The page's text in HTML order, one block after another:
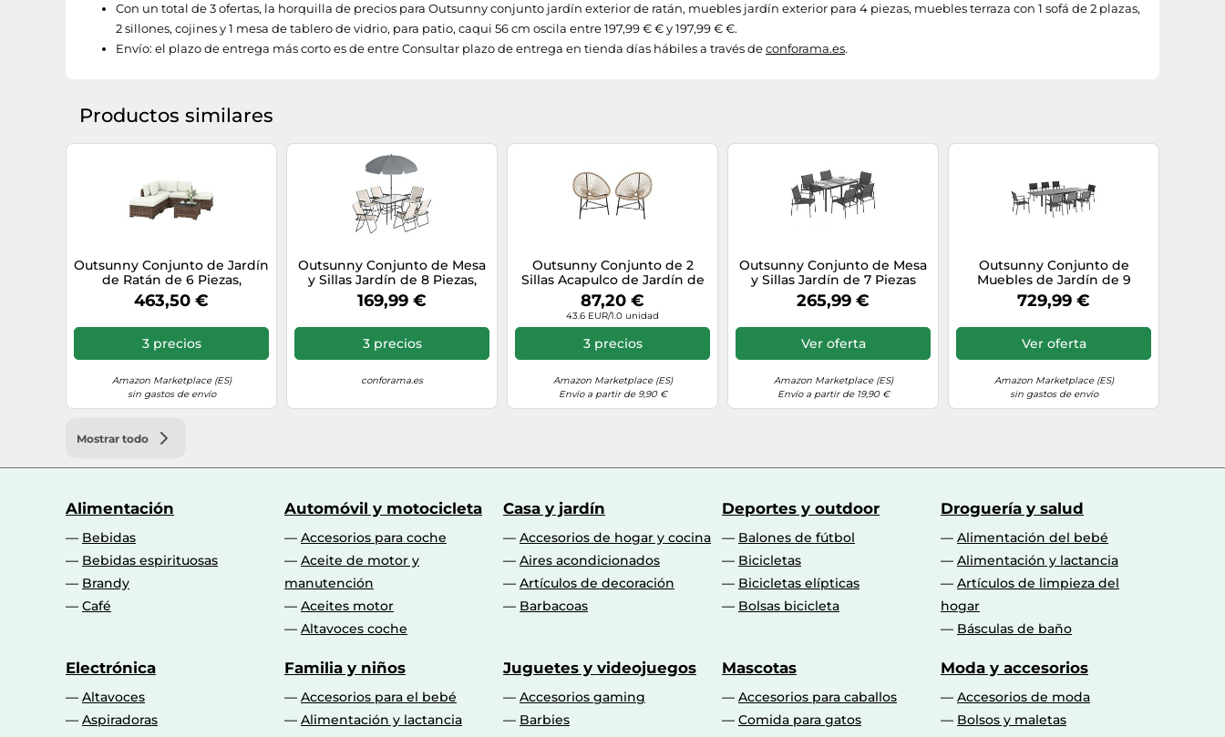
Con un total de 3 ofertas, la horquilla de precios para Outsunny conjunto jardín exterior de ratán, muebles jardín exterior para 4 piezas, muebles terraza con 1 sofá de 2 plazas,
2 sillones, cojines y 1 mesa de tablero de vidrio, para patio, caqui 56 cm oscila entre 197,99 € € y 197,99 € €.
Envío: el plazo de entrega más corto es de entre Consultar plazo de entrega en tienda días hábiles a través deconforama.es.
Productos similares
Outsunny Conjunto de Jardín
de Ratán de 6 Piezas,
Conjunto Terraza Resistente,
Muebles Jardín Exterior
Incluye Cojines, 4 Módulos de
Asiento, 1 Sofá Esquinero y
Mesa Centro de Vidrio,
463,50 €
3 precios
Amazon Marketplace (ES)
sin gastos de envío
Outsunny Conjunto de Mesa
y Sillas Jardín de 8 Piezas,
Muebles de Jardín Exterior
con Sombrilla, 6 Sillas
Plegables, Mesa de Vidrio
Templado, para Terraza, Patio,
Crema
169,99 €
3 precios
conforama.es
Outsunny Conjunto de 2
Sillas Acapulco de Jardín de
Ratán Sintético, Sillas de
Jardín Exterior con Estructura
de Acero Triangular, para
Balcón, Terraza, Carga 120 kg,
Natural
87,20 €
43.6 EUR/1.0 unidad
3 precios
Amazon Marketplace (ES)
Envío a partir de 9,90 €
Outsunny Conjunto de Mesa
y Sillas Jardín de 7 Piezas
para Terraza Negro
265,99 €
Ver oferta
Amazon Marketplace (ES)
Envío a partir de 19,90 €
Outsunny Conjunto de
Muebles de Jardín de 9
Piezas Mesa Extensible Gris
729,99 €
Ver oferta
Amazon Marketplace (ES)
sin gastos de envío
Mostrar todo
Alimentación
Bebidas
Bebidas espirituosas
Brandy
Café
Automóvil y motocicleta
Accesorios para coche
Aceite de motor y
manutención
Aceites motor
Altavoces coche
Casa y jardín
Accesorios de hogar y cocina
Aires acondicionados
Artículos de decoración
Barbacoas
Deportes y outdoor
Balones de fútbol
Bicicletas
Bicicletas elípticas
Bolsas bicicleta
Droguería y salud
Alimentación del bebé
Alimentación y lactancia
Artículos de limpieza del
hogar
Básculas de baño
Electrónica
Altavoces
Aspiradoras
Familia y niños
Accesorios para el bebé
Alimentación y lactancia
Juguetes y videojuegos
Accesorios gaming
Barbies
Mascotas
Accesorios para caballos
Comida para gatos
Moda y accesorios
Accesorios de moda
Bolsos y maletas